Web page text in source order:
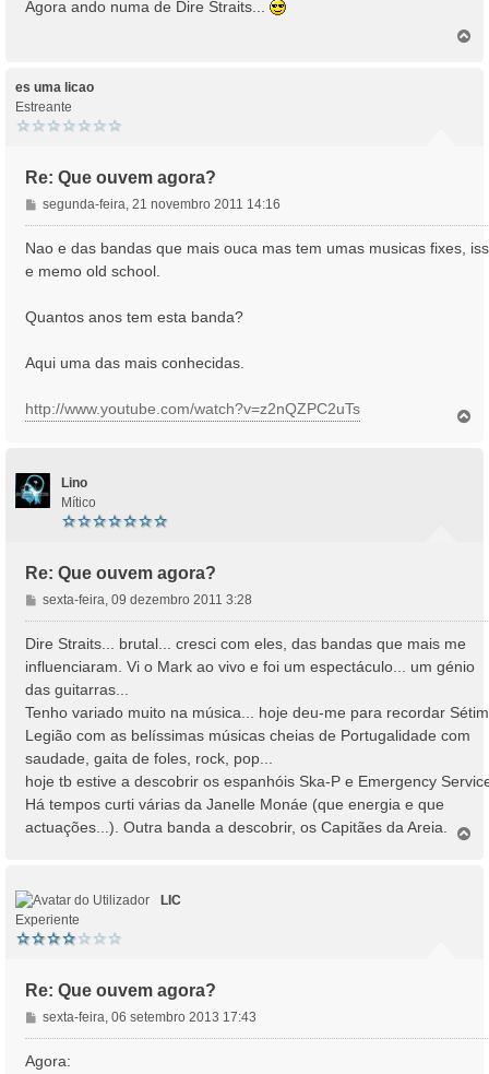
s
Agora ando numa de Dire Straits...
es uma licao
Estreante
Re: Que ouvem agora?
M
e
n
a
e
segunda-feira, 21 novembro 2011 14:16
Nao e das bandas que mais ouca mas tem umas musicas fixes,
e memo old school.
Quantos anos tem esta banda?
Aqui uma das mais conhecidas.
http://www.youtube.com/watch?v=z2nQZPC2uTs
Lino
Mítico
Re: Que ouvem agora?
M
e
n
s
g
e
m
sexta-feira, 09 dezembro 2011 3:28
Dire Straits... brutal... cresci com eles, das bandas que mais me
influenciaram. Vi o Mark ao vivo e foi um espectáculo... um génio
das guitarras...
Tenho variado muito na música... hoje deu-me para recordar
Legião com as belíssimas músicas cheias de Portugalidade com
saudade, gaita de foles, rock, pop...
hoje tb estive a descobrir os espanhóis Ska-P e Emergency
Há tempos curti várias da Janelle Monáe (que energia e que
actuações...). Outra banda a descobrir, os Capitães da Areia.
LIC
Experiente
Re: Que ouvem agora?
M
e
n
sexta-feira, 06 setembro 2013 17:43
Agora: